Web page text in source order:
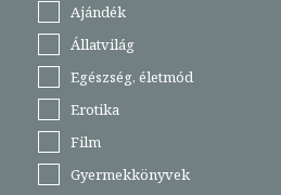
Ajándék
Állatvilág
Egészség, életmód
Erotika
Film
Gyermekkönyvek